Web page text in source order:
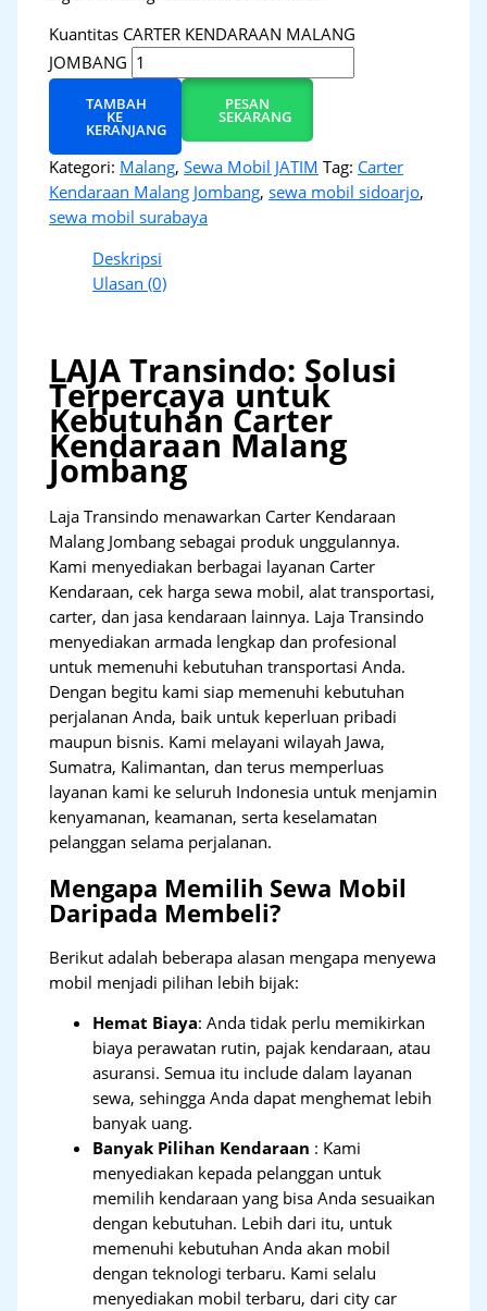
Kuantitas CARTER KENDARAAN MALANG
JOMBANG
TAMBAH
KE
KERANJANG
PESAN
SEKARANG
Kategori: Malang,Sewa Mobil JATIM Tag: Carter
Kendaraan Malang Jombang,sewa mobil sidoarjo,
sewa mobil surabaya
Deskripsi
Ulasan (0)
LAJA Transindo: Solusi
Terpercaya untuk
Kebutuhan Carter
Kendaraan Malang
Jombang
Laja Transindo menawarkan Carter Kendaraan
Malang Jombang sebagai produk unggulannya.
Kami menyediakan berbagai layanan Carter
Kendaraan, cek harga sewa mobil, alat transportasi,
carter, dan jasa kendaraan lainnya. Laja Transindo
menyediakan armada lengkap dan profesional
untuk memenuhi kebutuhan transportasi Anda.
Dengan begitu kami siap memenuhi kebutuhan
perjalanan Anda, baik untuk keperluan pribadi
maupun bisnis. Kami melayani wilayah Jawa,
Sumatra, Kalimantan, dan terus memperluas
layanan kami ke seluruh Indonesia untuk menjamin
kenyamanan, keamanan, serta keselamatan
pelanggan selama perjalanan.
Mengapa Memilih Sewa Mobil
Daripada Membeli?
Berikut adalah beberapa alasan mengapa menyewa
mobil menjadi pilihan lebih bijak:
Hemat Biaya: Anda tidak perlu memikirkan
biaya perawatan rutin, pajak kendaraan, atau
asuransi. Semua itu include dalam layanan
sewa, sehingga Anda dapat menghemat lebih
banyak uang.
Banyak Pilihan Kendaraan : Kami
menyediakan kepada pelanggan untuk
memilih kendaraan yang bisa Anda sesuaikan
dengan kebutuhan. Lebih dari itu, untuk
memenuhi kebutuhan Anda akan mobil
dengan teknologi terbaru. Kami selalu
menyediakan mobil terbaru, dari city car